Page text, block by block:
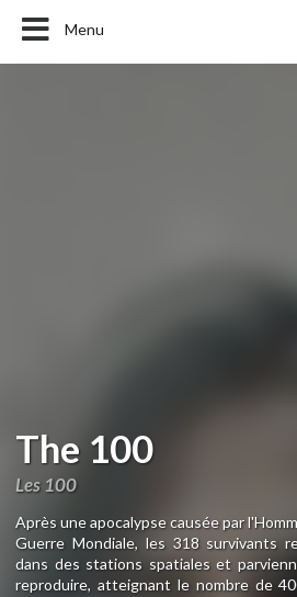
Menu
The 100
Les 100
Après une apocalypse causée par
Guerre Mondiale, les 318 survivants
dans des stations spatiales et
reproduire, atteignant le nombre de